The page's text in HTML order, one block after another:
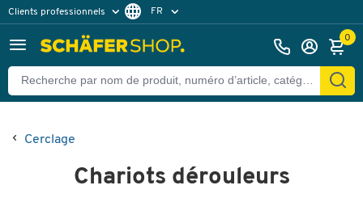
Clients professionnels
Clients particuliers
FR
0
Cerclage
Chariots dérouleurs